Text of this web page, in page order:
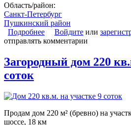
Область/район:
Санкт-Петербург
Пушкинский район
Подробнее о Дом зимний 180 м2
Войдите или
отправлять комментарии
Загородный дом 220
соток
Продам дом 220 м² (бревно) на
шоссе, 18 км